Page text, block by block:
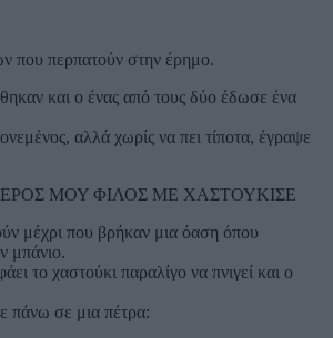
που περπατούν στην έρημο.
και ο ένας από τους δύο έδωσε ένα
αλλά χωρίς να πει τίποτα, έγραψε
ΜΟΥ ΦΙΛΟΣ ΜΕ ΧΑΣΤΟΥΚΙΣΕ
μέχρι που βρήκαν μια όαση όπου
μπάνιο.
το χαστούκι παραλίγο να πνιγεί και ο
πάνω σε μια πέτρα: